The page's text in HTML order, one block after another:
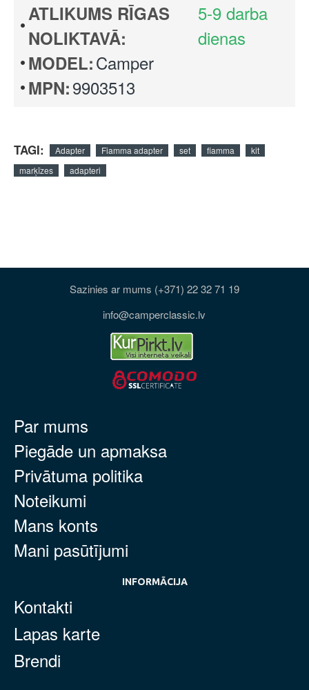
ATLIKUMS RĪGAS
NOLIKTAVĀ:
5-9 darba
dienas
MODEL:Camper
MPN:9903513
TAGI: Adapter Fiamma adapter set fiamma
kit
marķīzes
adapteri
Sazinies ar mums (+371) 22 32 71 19
info@camperclassic.lv
Par mums
Piegāde un apmaksa
Privātuma politika
Noteikumi
Mans konts
Mani pasūtījumi
INFORMĀCIJA
Kontakti
Lapas karte
Brendi